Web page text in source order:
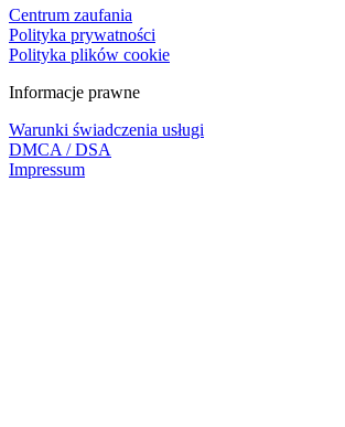
Centrum zaufania
Polityka prywatności
Polityka plików cookie
Informacje prawne
Warunki świadczenia usługi
DMCA / DSA
Impressum